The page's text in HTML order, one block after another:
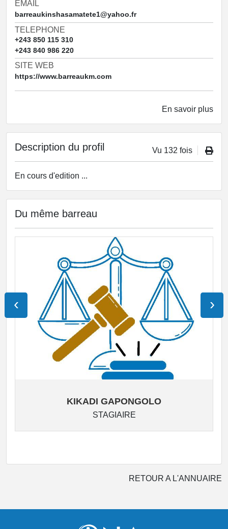
EMAIL
barreaukinshasamatete1@yahoo.fr
TELEPHONE
+243 850 115 310
+243 840 986 220
SITE WEB
https://www.barreaukm.com
En savoir plus
Description du profil Vu 132 fois
En cours d'edition ...
Du même barreau
KIKADI GAPONGOLO
STAGIAIRE
‹ ›
RETOUR A L'ANNUAIRE